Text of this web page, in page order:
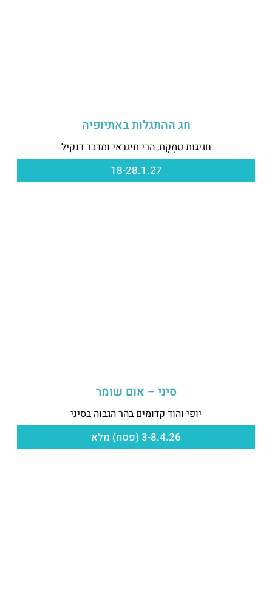
חג ההתגלות באתיופיה
חגיגות טִמְקָת, הרי תיגראי ומדבר דנקיל
18-28.1.27
סיני – אום שומר
יופי והוד קדומים בהר הגבוה בסיני
3-8.4.26 (פסח) מלא